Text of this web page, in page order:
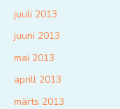
juuli 2013
juuni 2013
mai 2013
aprill 2013
märts 2013